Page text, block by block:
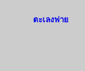
ตะเลงพ่าย